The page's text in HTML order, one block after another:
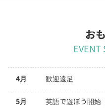
お
EVENT
4月 歓迎遠足
5月 英語で遊ぼう開始